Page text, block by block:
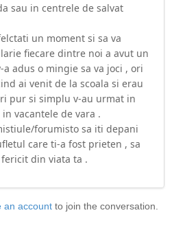
sau in centrele de salvat
un moment si sa va
fiecare dintre noi a avut un
adus o mingie sa va joci , ori
ai venit de la scoala si erau
pur si simplu v-au urmat in
vacantele de vara .
forumisto sa iti depani
care ti-a fost prieten , sa
din viata ta .
an account to join the conversation.